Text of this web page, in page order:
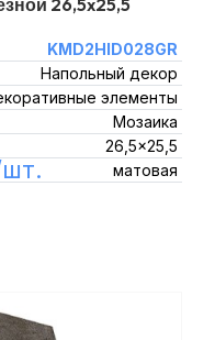
26,5x25,5
KMD2HID028GR
Напольный декор
элементы
Мозаика
26,5x25,5
матовая
шт.